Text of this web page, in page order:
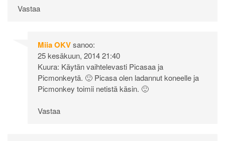
Vastaa
Miia OKVsanoo:
25 kesäkuun, 2014 21:40
Kuura: Käytän vaihtelevasti Picasaa ja
Picmonkeytä. 🙂 Picasa olen ladannut koneelle ja
Picmonkey toimii netistä käsin. 🙂
Vastaa